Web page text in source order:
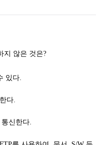
있다.
다.
신한다.